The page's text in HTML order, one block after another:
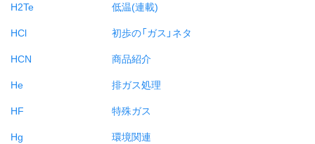
H2Te
HCl
HCN
He
HF
Hg
低温(連載)
初歩の「ガス」ネタ
商品紹介
排ガス処理
特殊ガス
環境関連